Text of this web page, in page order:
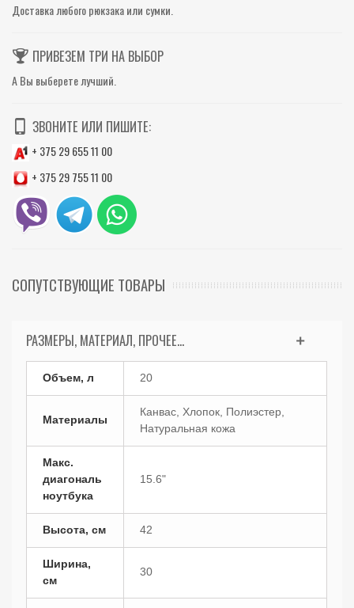
Доставка любого рюкзака или сумки.
ПРИВЕЗЕМ ТРИ НА ВЫБОР
А Вы выберете лучший.
ЗВОНИТЕ ИЛИ ПИШИТЕ:
+ 375 29 655 11 00
+ 375 29 755 11 00
СОПУТСТВУЮЩИЕ ТОВАРЫ
РАЗМЕРЫ, МАТЕРИАЛ, ПРОЧЕЕ...
Объем, л 20
Материалы
Канвас, Хлопок, Полиэстер,
Натуральная кожа
Макс.
диагональ
ноутбука
15.6"
Высота, см 42
Ширина,
см
30